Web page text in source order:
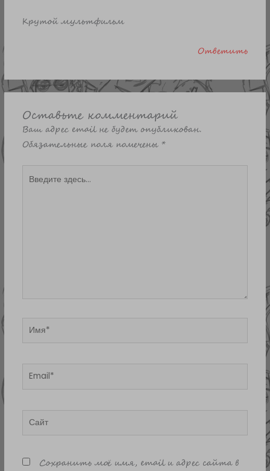
Крутой мультфильм
Ответить
Оставьте комментарий
Ваш адрес email не будет опубликован.
Обязательные поля помечены *
здесь...
Имя*
Email*
Сайт
Сохранить моё имя, email и адрес сайта в